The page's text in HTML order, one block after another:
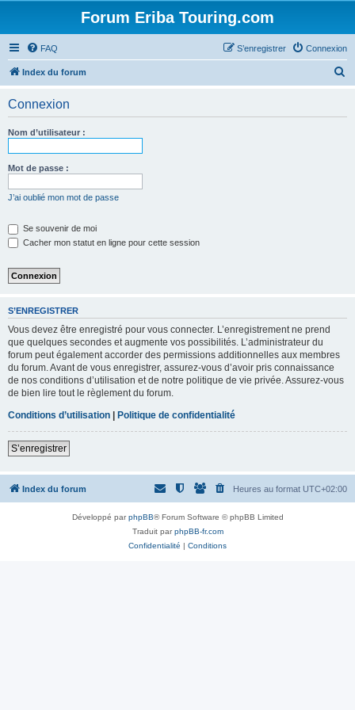
Forum Eriba Touring.com
FAQ Connexion
S’enregistrer
Index du forum
Connexion
Nom d’utilisateur :
Mot de passe :
J’ai oublié mon mot de passe
Se souvenir de moi
Cacher mon statut en ligne pour cette session
S’ENREGISTRER
Vous devez être enregistré pour vous connecter. L’enregistrement ne prend
que quelques secondes et augmente vos possibilités. L’administrateur du
forum peut également accorder des permissions additionnelles aux membres
du forum. Avant de vous enregistrer, assurez-vous d’avoir pris connaissance
de nos conditions d’utilisation et de notre politique de vie privée. Assurez-vous
de bien lire tout le règlement du forum.
Conditions d’utilisation | Politique de confidentialité
S’enregistrer
Index du forum Heures au format UTC+02:00
Développé parphpBB® Forum Software © phpBB Limited
Traduit parphpBB-fr.com
Confidentialité | Conditions